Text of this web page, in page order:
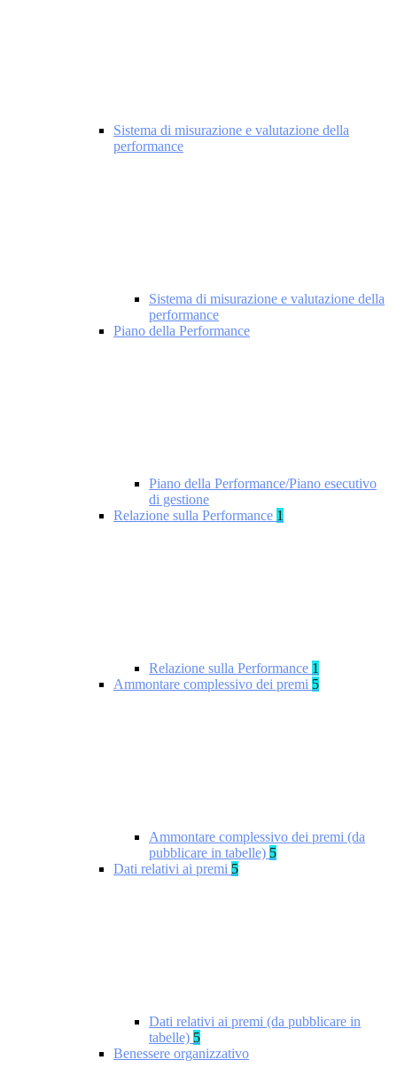
Sistema di misurazione e valutazione della
performance
Sistema di misurazione e valutazione della
performance
Piano della Performance
Piano della Performance/Piano esecutivo
di gestione
Relazione sulla Performance 1
Relazione sulla Performance 1
Ammontare complessivo dei premi 5
Ammontare complessivo dei premi (da
pubblicare in tabelle) 5
Dati relativi ai premi 5
Dati relativi ai premi (da pubblicare in
tabelle) 5
Benessere organizzativo